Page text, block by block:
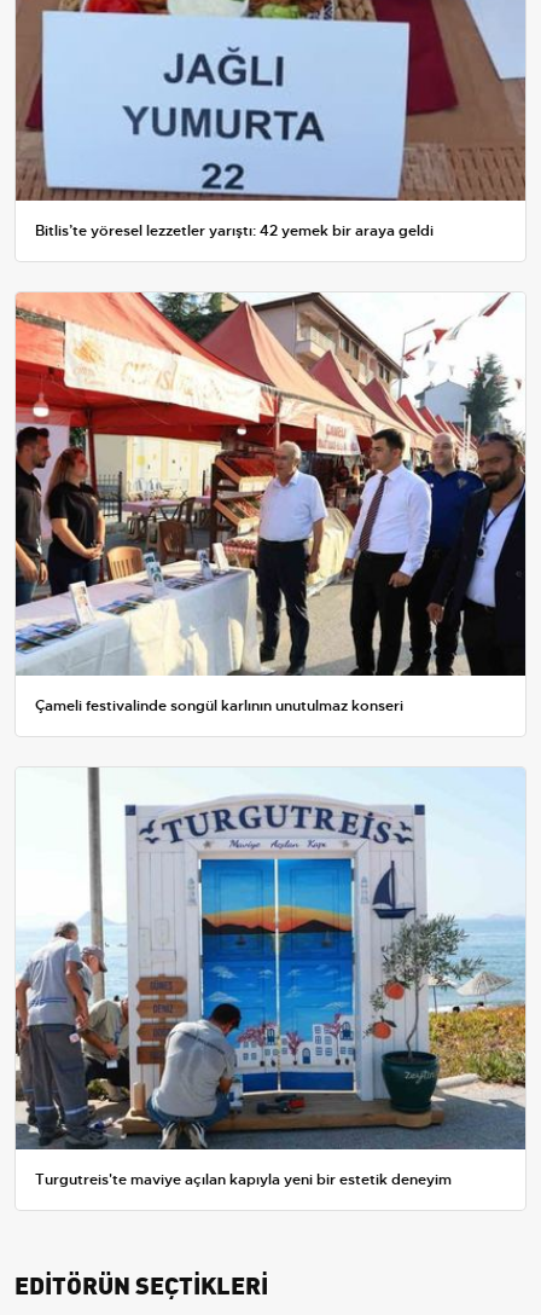
Bitlis’te yöresel lezzetler yarıştı: 42 yemek bir araya geldi
Çameli festivalinde songül karlının unutulmaz konseri
Turgutreis'te maviye açılan kapıyla yeni bir estetik deneyim
EDİTÖRÜN SEÇTİKLERİ